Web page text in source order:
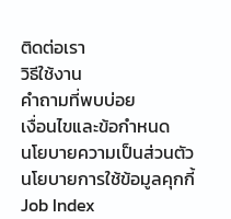
ติดต่อเรา
วิธีใช้งาน
คำถามที่พบบ่อย
เงื่อนไขและข้อกำหนด
นโยบายความเป็นส่วนตัว
นโยบายการใช้ข้อมูลคุกกี้
Job Index